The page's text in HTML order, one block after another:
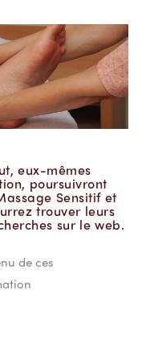
eux-mêmes
poursuivront
Sensitif et
trouver leurs
sur le web.
de ces